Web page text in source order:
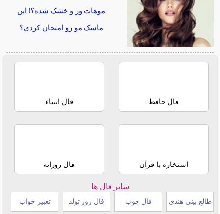
موهات وز و خشک شده؟! این
ماسک مو رو امتحان کردی؟
فال حافظ فال انبیاء
استخاره با قرآن فال روزانه
سایر فال ها
طالع بینی هندی فال چوب فال روز تولد تعبیر خواب